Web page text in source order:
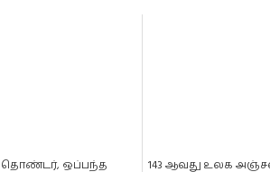
தொண்டர், ஒப்பந்த
143 ஆவது உலக